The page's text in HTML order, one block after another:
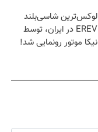
لوکس‌ترین شاسی‌بلند
EREV در ایران، توسط
نیکا موتور رونمایی شد!